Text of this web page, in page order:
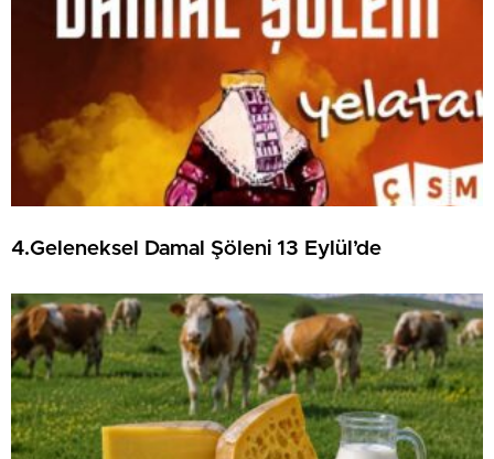
4.Geleneksel Damal Şöleni 13 Eylül’de